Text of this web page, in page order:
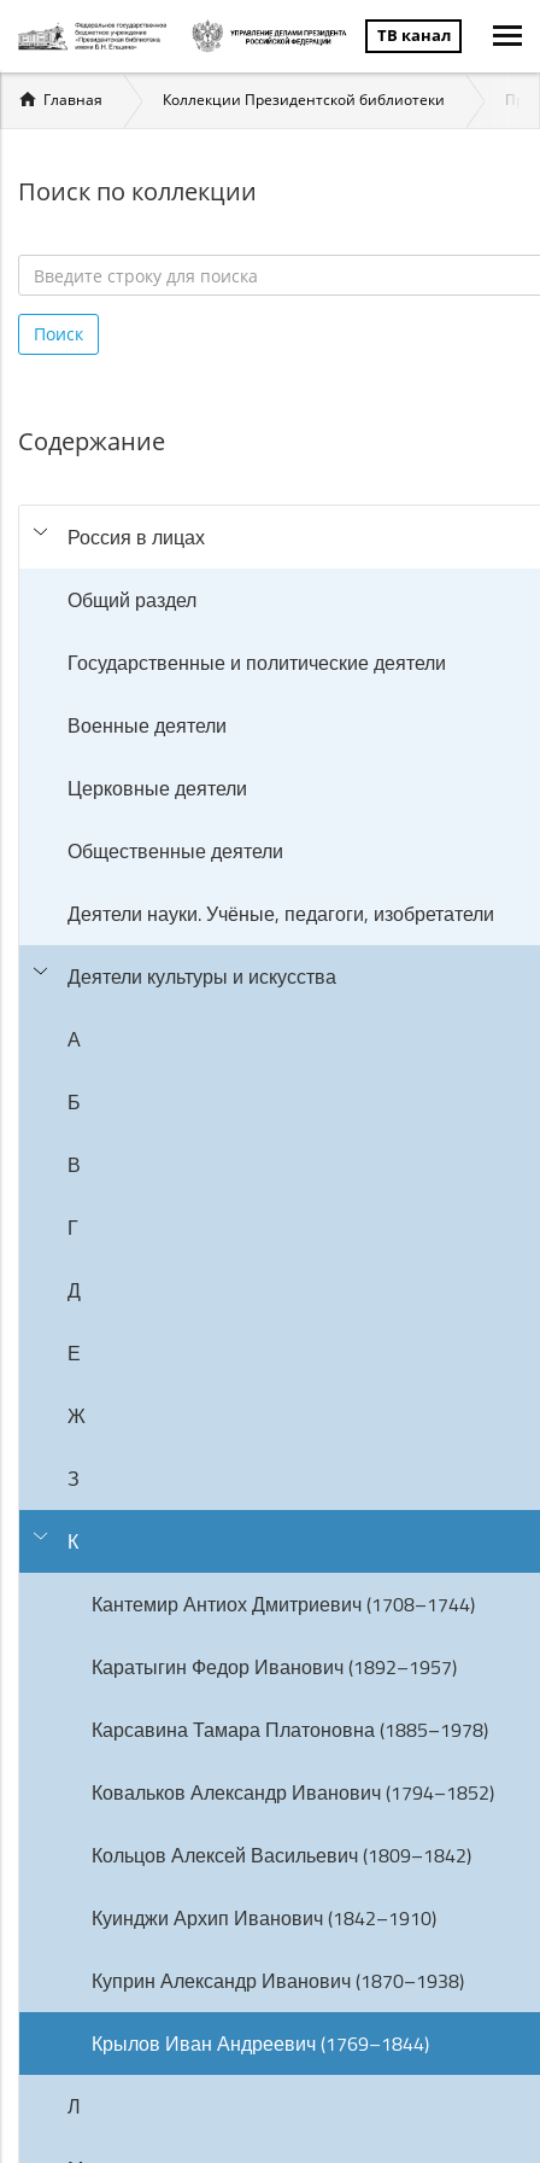
ТВ канал
Вы
здесь
Главная Коллекции Президентской библиотеки
Поиск по коллекции
строку
для
Поиск
Содержание
Россия в лицах
Общий раздел
Государственные и политические деятели
Военные деятели
Церковные деятели
Общественные деятели
Деятели науки. Учёные, педагоги, изобретатели
Деятели культуры и искусства
А
Б
В
Г
Д
Е
Ж
З
К
Кантемир Антиох Дмитриевич (1708–1744)
Каратыгин Федор Иванович (1892–1957)
Карсавина Тамара Платоновна (1885–1978)
Ковальков Александр Иванович (1794–1852)
Кольцов Алексей Васильевич (1809–1842)
Куинджи Архип Иванович (1842–1910)
Куприн Александр Иванович (1870–1938)
Крылов Иван Андреевич (1769–1844)
Л